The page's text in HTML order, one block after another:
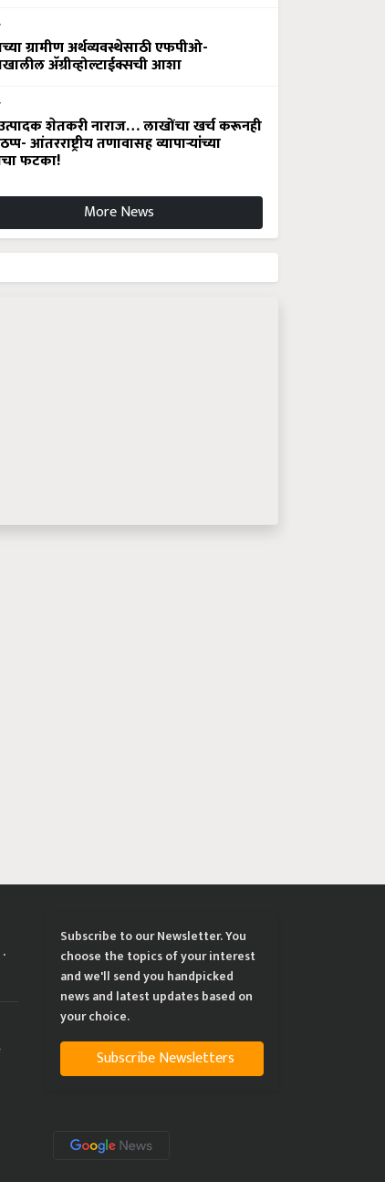
ग्रामीण अर्थव्यवस्थेसाठी एफपीओ-
अ‍ॅग्रीव्होल्टाईक्सची आशा
शेतकरी नाराज… लाखोंचा खर्च करूनही
आंतरराष्ट्रीय तणावासह व्यापाऱ्यांच्या
फटका!
More News
Subscribe to our Newsletter. You
choose the topics of your interest
and we'll send you handpicked
news and latest updates based on
your choice.
Subscribe Newsletters